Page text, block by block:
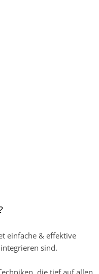
einfache & effektive
sind.
die tief auf allen